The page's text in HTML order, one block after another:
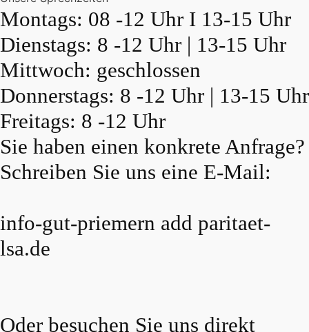
Montags: 08 -12 Uhr I 13-15 Uhr
Dienstags: 8 -12 Uhr | 13-15 Uhr
Mittwoch: geschlossen
Donnerstags: 8 -12 Uhr | 13-15 Uhr
Freitags: 8 -12 Uhr
Sie haben einen konkrete Anfrage?
Schreiben Sie uns eine E-Mail:
info-gut-priemern add paritaet-
lsa.de
Oder besuchen Sie uns direkt